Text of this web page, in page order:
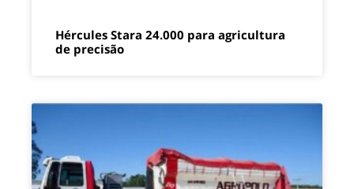
Hércules Stara 24.000 para agricultura
de precisão